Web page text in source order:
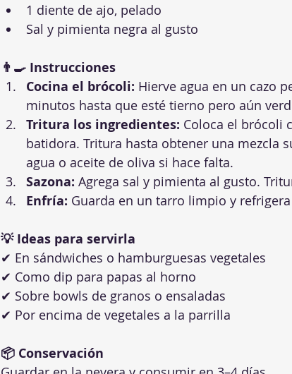
1 diente de ajo, pelado
Sal y pimienta negra al gusto
👨‍🍳 Instrucciones
Cocina el brócoli: Hierve agua en un cazo
minutos hasta que esté tierno pero aún
Tritura los ingredientes: Coloca el brócoli
batidora. Tritura hasta obtener una mezcla
agua o aceite de oliva si hace falta.
Sazona: Agrega sal y pimienta al gusto.
Enfría: Guarda en un tarro limpio y
💡 Ideas para servirla
✔ En sándwiches o hamburguesas vegetales
✔ Como dip para papas al horno
✔ Sobre bowls de granos o ensaladas
✔ Por encima de vegetales a la parrilla
📦 Conservación